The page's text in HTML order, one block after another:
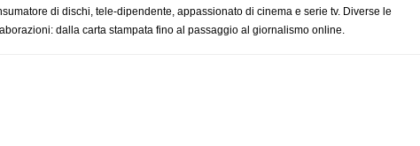
di dischi, tele-dipendente, appassionato di cinema e serie tv. Diverse le
dalla carta stampata fino al passaggio al giornalismo online.